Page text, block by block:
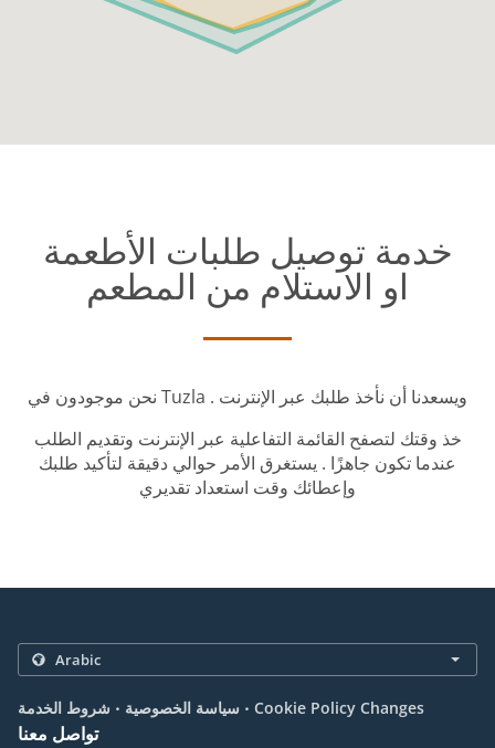
خدمة توصيل طلبات الأطعمة
او الاستلام من المطعم
نحن موجودون في Tuzla . ويسعدنا أن نأخذ طلبك عبر الإنترنت
خذ وقتك لتصفح القائمة التفاعلية عبر الإنترنت وتقديم الطلب
عندما تكون جاهزًا . يستغرق الأمر حوالي دقيقة لتأكيد طلبك
وإعطائك وقت استعداد تقديري
سياسة الخصوصية . شروط الخدمة . Cookie Policy Changes
تواصل معنا